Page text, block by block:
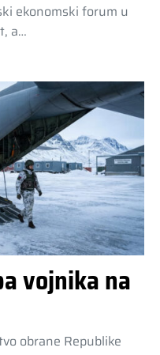
ekonomski forum u
a…
vojnika na
obrane Republike